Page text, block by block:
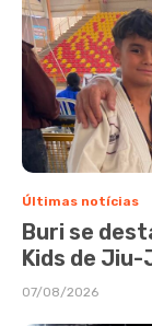
Últimas notícias
Buri se
Kids de
07/08/2026